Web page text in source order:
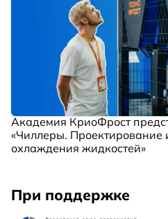
Академия КриоФрост
«Чиллеры. Проектирование
охлаждения жидкостей»
При поддержке